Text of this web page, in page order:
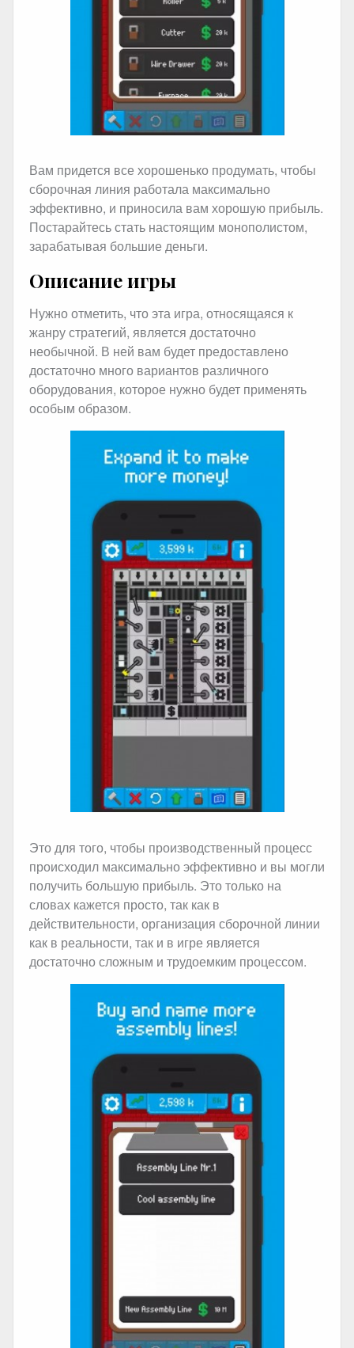
Вам придется все хорошенько продумать, чтобы
сборочная линия работала максимально
эффективно, и приносила вам хорошую прибыль.
Постарайтесь стать настоящим монополистом,
зарабатывая большие деньги.
Описание игры
Нужно отметить, что эта игра, относящаяся к
жанру стратегий, является достаточно
необычной. В ней вам будет предоставлено
достаточно много вариантов различного
оборудования, которое нужно будет применять
особым образом.
Это для того, чтобы производственный процесс
происходил максимально эффективно и вы могли
получить большую прибыль. Это только на
словах кажется просто, так как в
действительности, организация сборочной линии
как в реальности, так и в игре является
достаточно сложным и трудоемким процессом.